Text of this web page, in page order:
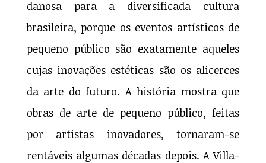
danosa para a diversificada cultura
brasileira, porque os eventos artísticos de
pequeno público são exatamente aqueles
cujas inovações estéticas são os alicerces
da arte do futuro. A história mostra que
obras de arte de pequeno público, feitas
por artistas inovadores, tornaram-se
rentáveis algumas décadas depois. A Villa-